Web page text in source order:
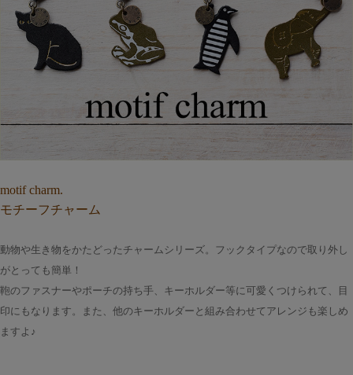
motif charm.
モチーフチャーム
動物や生き物をかたどったチャームシリーズ。フックタイプなので取り外し
がとっても簡単！
鞄のファスナーやポーチの持ち手、キーホルダー等に可愛くつけられて、目
印にもなります。また、他のキーホルダーと組み合わせてアレンジも楽しめ
ますよ♪